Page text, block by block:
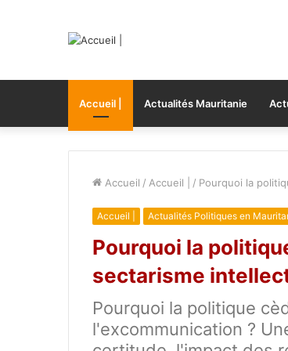
Accueil | Actualités Mauritanie
Accueil / Accueil | / Pourquoi la
Accueil | Actualités Politiques en
Pourquoi la
sectarisme
Pourquoi la politique
l'excommunication ?